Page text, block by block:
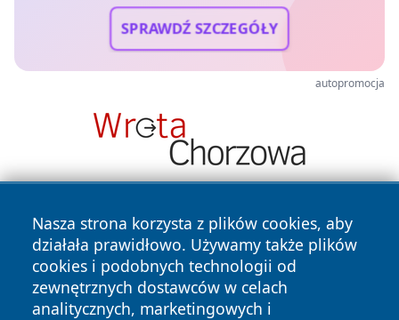
SPRAWDŹ SZCZEGÓŁY
autopromocja
Nasza strona korzysta z plików cookies, aby
działała prawidłowo. Używamy także plików
cookies i podobnych technologii od
zewnętrznych dostawców w celach
analitycznych, marketingowych i
Copyright © 2026 24slupsk.pl Wszystkie prawa zastrzeżone.